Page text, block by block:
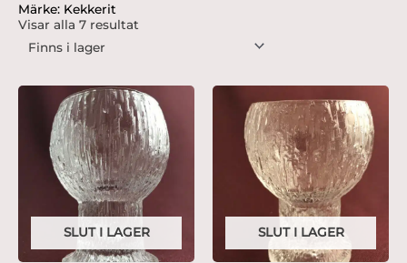
Märke: Kekkerit
Visar alla 7 resultat
SLUT I LAGER SLUT I LAGER